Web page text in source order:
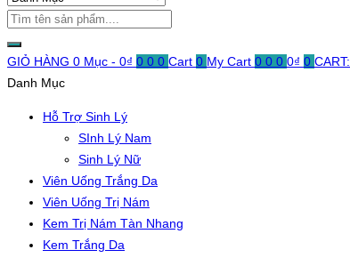
GIỎ HÀNG 0 Mục - 0₫ 0 0 0 Cart 0 My Cart 0 0 0 0₫ 0 CART:
Danh Mục
Hỗ Trợ Sinh Lý
SInh Lý Nam
Sinh Lý Nữ
Viên Uống Trắng Da
Viên Uống Trị Nám
Kem Trị Nám Tàn Nhang
Kem Trắng Da